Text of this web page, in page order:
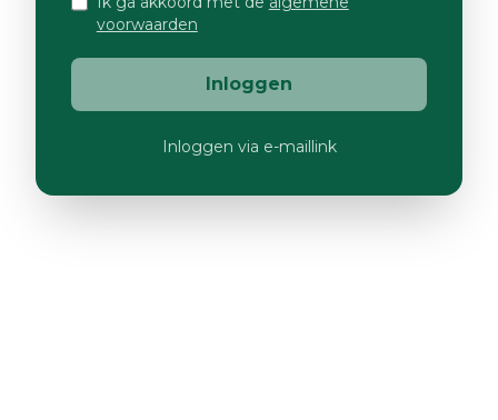
voorwaarden
Inloggen
Inloggen via e-maillink